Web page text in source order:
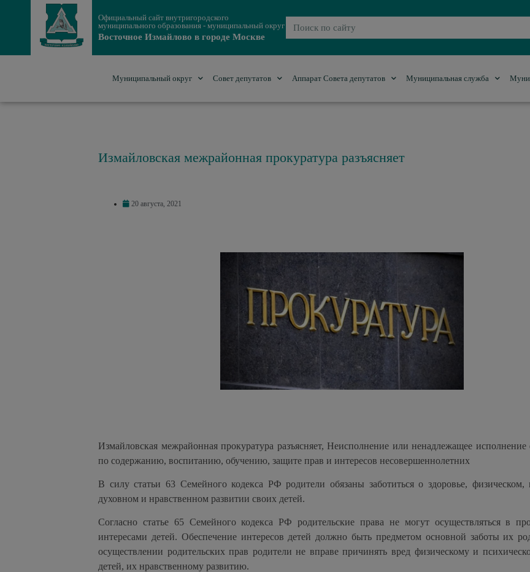
Официальный сайт внутригородского
муниципального образования - муниципальный округ
Восточное Измайлово в городе Москве
Муниципальный округ Совет депутатов Аппарат Совета депутатов Муниципальная служба
Измайловская межрайонная прокуратура разъясняет
20 августа, 2021
Измайловская межрайонная прокуратура разъясняет, Неисполнение или ненадлежащее исполнение
по содержанию, воспитанию, обучению, защите прав и интересов несовершеннолетних
В силу статьи 63 Семейного кодекса РФ родители обязаны заботиться о здоровье, физическом,
духовном и нравственном развитии своих детей.
Согласно статье 65 Семейного кодекса РФ родительские права не могут осуществляться в
интересами детей. Обеспечение интересов детей должно быть предметом основной заботы их
осуществлении родительских прав родители не вправе причинять вред физическому и
детей, их нравственному развитию.